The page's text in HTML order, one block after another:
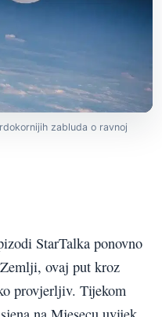
zabluda o ravnoj
StarTalka ponovno
ovaj put kroz
provjerljiv. Tijekom